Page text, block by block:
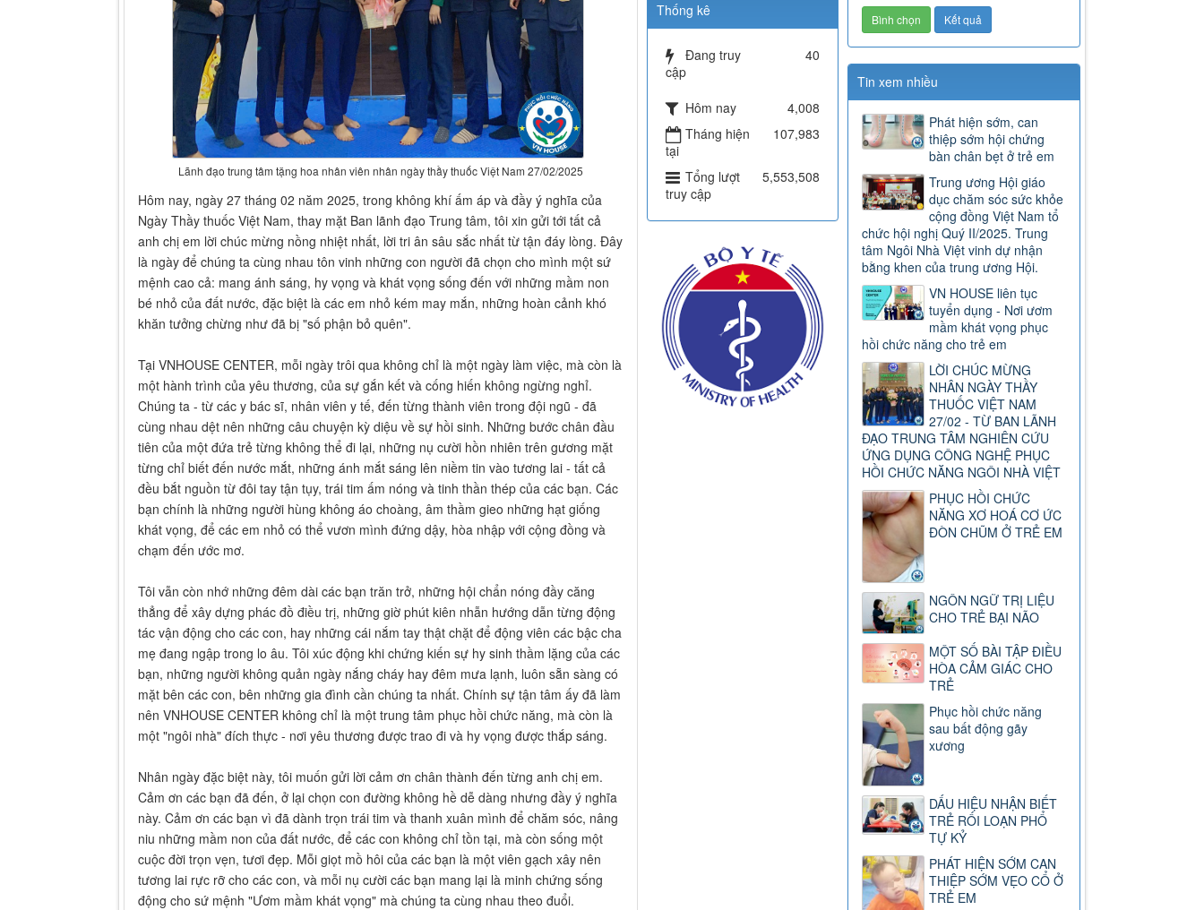
Lãnh đạo trung tâm tặng hoa nhân viên nhân ngày thầy thuốc Việt Nam 27/02/2025
Hôm nay, ngày 27 tháng 02 năm 2025, trong không khí ấm áp và đầy ý nghĩa của
Ngày Thầy thuốc Việt Nam, thay mặt Ban lãnh đạo Trung tâm, tôi xin gửi tới tất cả
anh chị em lời chúc mừng nồng nhiệt nhất, lời tri ân sâu sắc nhất từ tận đáy lòng. Đây
là ngày để chúng ta cùng nhau tôn vinh những con người đã chọn cho mình một sứ
mệnh cao cả: mang ánh sáng, hy vọng và khát vọng sống đến với những mầm non
bé nhỏ của đất nước, đặc biệt là các em nhỏ kém may mắn, những hoàn cảnh khó
khăn tưởng chừng như đã bị "số phận bỏ quên".
Tại VNHOUSE CENTER, mỗi ngày trôi qua không chỉ là một ngày làm việc, mà còn là
một hành trình của yêu thương, của sự gắn kết và cống hiến không ngừng nghỉ.
Chúng ta - từ các y bác sĩ, nhân viên y tế, đến từng thành viên trong đội ngũ - đã
cùng nhau dệt nên những câu chuyện kỳ diệu về sự hồi sinh. Những bước chân đầu
tiên của một đứa trẻ từng không thể đi lại, những nụ cười hồn nhiên trên gương mặt
từng chỉ biết đến nước mắt, những ánh mắt sáng lên niềm tin vào tương lai - tất cả
đều bắt nguồn từ đôi tay tận tụy, trái tim ấm nóng và tinh thần thép của các bạn. Các
bạn chính là những người hùng không áo choàng, âm thầm gieo những hạt giống
khát vọng, để các em nhỏ có thể vươn mình đứng dậy, hòa nhập với cộng đồng và
chạm đến ước mơ.
Tôi vẫn còn nhớ những đêm dài các bạn trăn trở, những hội chẩn nóng đầy căng
thẳng để xây dựng phác đồ điều trị, những giờ phút kiên nhẫn hướng dẫn từng động
tác vận động cho các con, hay những cái nắm tay thật chặt để động viên các bậc cha
mẹ đang ngập trong lo âu. Tôi xúc động khi chứng kiến sự hy sinh thầm lặng của các
bạn, những người không quản ngày nắng cháy hay đêm mưa lạnh, luôn sẵn sàng có
mặt bên các con, bên những gia đình cần chúng ta nhất. Chính sự tận tâm ấy đã làm
nên VNHOUSE CENTER không chỉ là một trung tâm phục hồi chức năng, mà còn là
một "ngôi nhà" đích thực - nơi yêu thương được trao đi và hy vọng được thắp sáng.
Nhân ngày đặc biệt này, tôi muốn gửi lời cảm ơn chân thành đến từng anh chị em.
Cảm ơn các bạn đã đến, ở lại chọn con đường không hề dễ dàng nhưng đầy ý nghĩa
này. Cảm ơn các bạn vì đã dành trọn trái tim và thanh xuân mình để chăm sóc, nâng
niu những mầm non của đất nước, để các con không chỉ tồn tại, mà còn sống một
cuộc đời trọn vẹn, tươi đẹp. Mỗi giọt mồ hôi của các bạn là một viên gạch xây nên
tương lai rực rỡ cho các con, và mỗi nụ cười các bạn mang lại là minh chứng sống
động cho sứ mệnh "Ươm mầm khát vọng" mà chúng ta cùng nhau theo đuổi.
Tin xem nhiều
Phát hiện sớm, can
thiệp sớm hội chứng
bàn chân bẹt ở trẻ em
Trung ương Hội giáo
dục chăm sóc sức khỏe
cộng đồng Việt Nam tổ
chức hội nghị Quý II/2025. Trung
tâm Ngôi Nhà Việt vinh dự nhận
bằng khen của trung ương Hội.
VN HOUSE liên tục
tuyển dụng - Nơi ươm
mầm khát vọng phục
hồi chức năng cho trẻ em
LỜI CHÚC MỪNG
NHÂN NGÀY THẦY
THUỐC VIỆT NAM
27/02 - TỪ BAN LÃNH
ĐẠO TRUNG TÂM NGHIÊN CỨU
ỨNG DỤNG CÔNG NGHỆ PHỤC
HỒI CHỨC NĂNG NGÔI NHÀ VIỆT
PHỤC HỒI CHỨC
NĂNG XƠ HOÁ CƠ ỨC
ĐÒN CHŨM Ở TRẺ EM
NGÔN NGỮ TRỊ LIỆU
CHO TRẺ BẠI NÃO
MỘT SỐ BÀI TẬP ĐIỀU
HÒA CẢM GIÁC CHO
TRẺ
Phục hồi chức năng
sau bất động gãy
xương
DẤU HIỆU NHẬN BIẾT
TRẺ RỐI LOẠN PHỔ
TỰ KỶ
PHÁT HIỆN SỚM CAN
THIỆP SỚM VẸO CỔ Ở
TRẺ EM
Thống kê
Đang truy
cập
40
Hôm nay
4,008
Tháng hiện
tại
107,983
Tổng lượt
truy cập
5,553,508